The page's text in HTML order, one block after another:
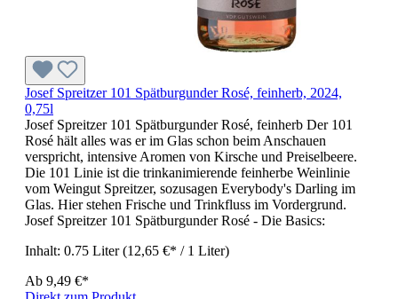
Josef Spreitzer 101 Spätburgunder Rosé, feinherb, 2024,
0,75l
Josef Spreitzer 101 Spätburgunder Rosé, feinherb Der 101
Rosé hält alles was er im Glas schon beim Anschauen
verspricht, intensive Aromen von Kirsche und Preiselbeere.
Die 101 Linie ist die trinkanimierende feinherbe Weinlinie
vom Weingut Spreitzer, sozusagen Everybody's Darling im
Glas. Hier stehen Frische und Trinkfluss im Vordergrund.
Josef Spreitzer 101 Spätburgunder Rosé - Die Basics:
Inhalt: 0.75 Liter(12,65 €* / 1 Liter)
Ab 9,49 €*